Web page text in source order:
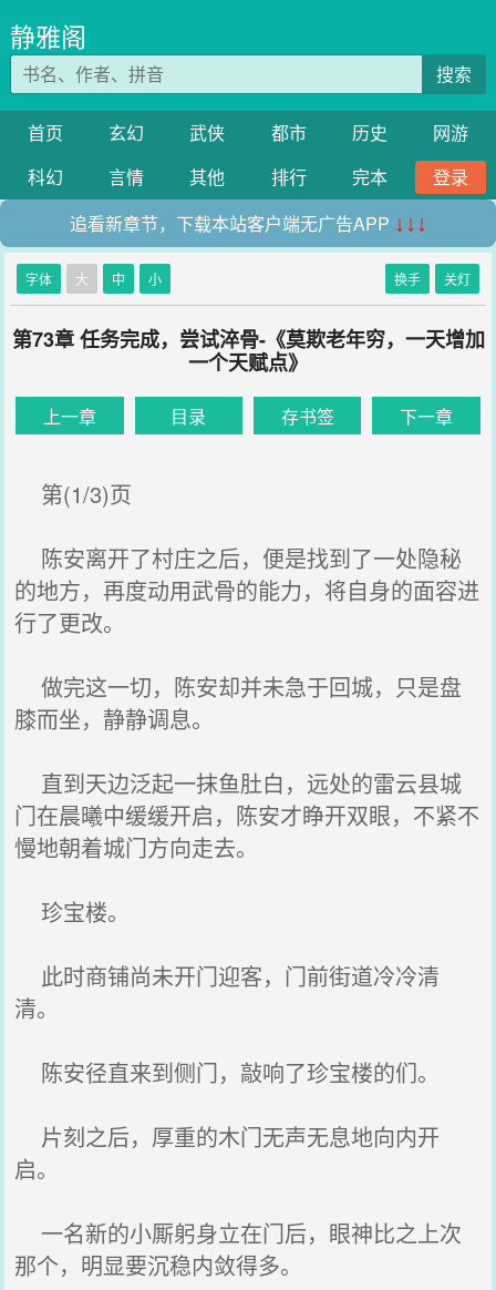
静雅阁
搜索
首页 玄幻 武侠 都市 历史
网游
科幻
言情 其他 排行 完本
登录
追看新章节，下载本站客户端无广告APP ↓↓↓
字体 大 中 小 换手 关灯
第73章 任务完成，尝试淬骨-《莫欺老年穷，一天增加
一个天赋点》
上一章 目录 存书签 下一章
第(1/3)页
陈安离开了村庄之后，便是找到了一处隐秘
的地方，再度动用武骨的能力，将自身的面容进
行了更改。
做完这一切，陈安却并未急于回城，只是盘
膝而坐，静静调息。
直到天边泛起一抹鱼肚白，远处的雷云县城
门在晨曦中缓缓开启，陈安才睁开双眼，不紧不
慢地朝着城门方向走去。
珍宝楼。
此时商铺尚未开门迎客，门前街道冷冷清
清。
陈安径直来到侧门，敲响了珍宝楼的们。
片刻之后，厚重的木门无声无息地向内开
启。
一名新的小厮躬身立在门后，眼神比之上次
那个，明显要沉稳内敛得多。